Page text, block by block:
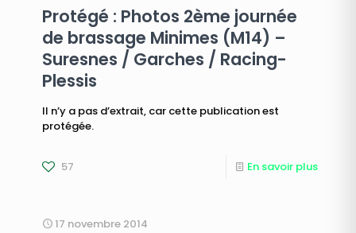
Protégé : Photos 2ème journée
de brassage Minimes (M14) –
Suresnes / Garches / Racing-
Plessis
Il n’y a pas d’extrait, car cette publication est
protégée.
57 En savoir plus
17 novembre 2014